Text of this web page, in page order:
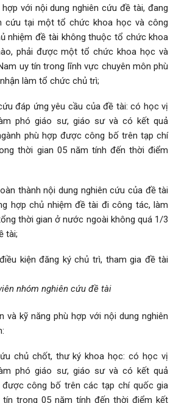
với nội dung nghiên cứu đề tài, đang
cứu tại một tổ chức khoa học và công
nhiệm đề tài không thuộc tổ chức khoa
phải được một tổ chức khoa học và
uy tín trong lĩnh vực chuyên môn phù
làm tổ chức chủ trì;
đáp ứng yêu cầu của đề tài: có học vị
phó giáo sư, giáo sư và có kết quả
phù hợp được công bố trên tạp chí
thời gian 05 năm tính đến thời điểm
thành nội dung nghiên cứu của đề tài
hợp chủ nhiệm đề tài đi công tác, làm
thời gian ở nước ngoài không quá 1/3
tài;
kiện đăng ký chủ trì, tham gia đề tài
nhóm nghiên cứu đề tài
và kỹ năng phù hợp với nội dung nghiên
chủ chốt, thư ký khoa học: có học vị
phó giáo sư, giáo sư và có kết quả
được công bố trên các tạp chí quốc gia
trong 05 năm tính đến thời điểm kết